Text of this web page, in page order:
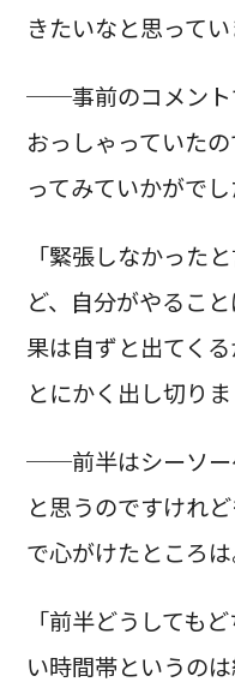
きたいなと思ってい
──事前のコメント
おっしゃっていた
ってみていかがでし
「緊張しなかった
ど、自分がやるこ
果は自ずと出てくる
とにかく出し切りま
──前半はシーソー
と思うのですけれ
で心がけたところは
「前半どうしても
い時間帯というの